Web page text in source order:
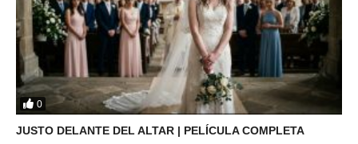
0
JUSTO DELANTE DEL ALTAR | PELÍCULA COMPLETA